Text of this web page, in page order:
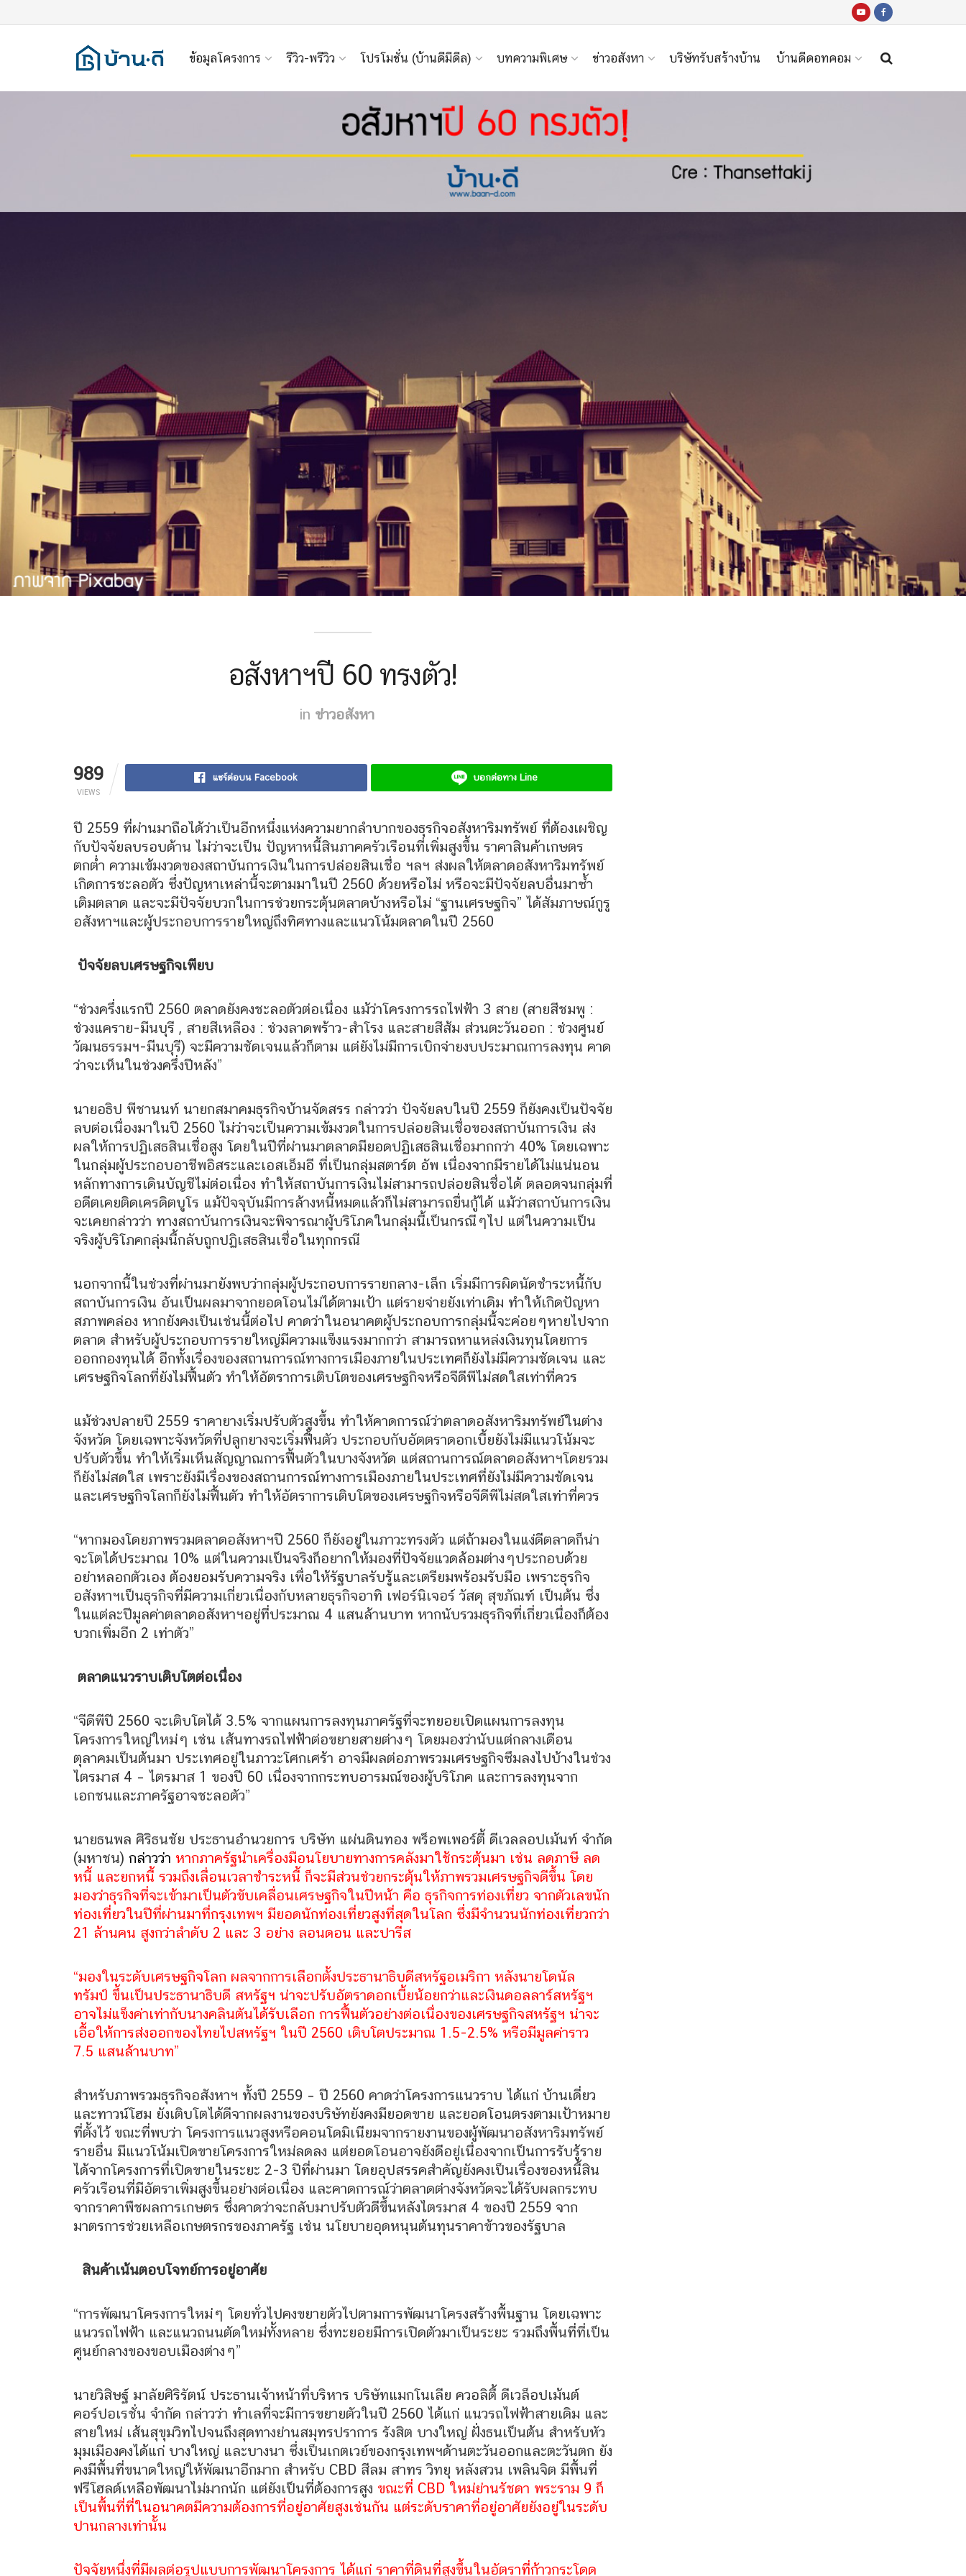
ข้อมูลโครงการ รีวิว-พรีวิว โปรโมชั่น (บ้านดีมีดีล) บทความพิเศษ ข่าวอสังหา บริษัทรับสร้างบ้าน บ้านดีดอทคอม
อสังหาฯปี 60 ทรงตัว!
in ข่าวอสังหา
989
VIEWS
แชร์ต่อบน Facebook บอกต่อทาง Line
ปี 2559 ที่ผ่านมาถือได้ว่าเป็นอีกหนึ่งแห่งความยากลำบากของธุรกิจอสังหาริมทรัพย์ ที่ต้องเผชิญ
กับปัจจัยลบรอบด้าน ไม่ว่าจะเป็น ปัญหาหนี้สินภาคครัวเรือนที่เพิ่มสูงขึ้น ราคาสินค้าเกษตร
ตกต่ำ ความเข้มงวดของสถาบันการเงินในการปล่อยสินเชื่อ ฯลฯ ส่งผลให้ตลาดอสังหาริมทรัพย์
เกิดการชะลอตัว ซึ่งปัญหาเหล่านี้จะตามมาในปี 2560 ด้วยหรือไม่ หรือจะมีปัจจัยลบอื่นมาซ้ำ
เติมตลาด และจะมีปัจจัยบวกในการช่วยกระตุ้นตลาดบ้างหรือไม่ “ฐานเศรษฐกิจ” ได้สัมภาษณ์กูรู
อสังหาฯและผู้ประกอบการรายใหญ่ถึงทิศทางและแนวโน้มตลาดในปี 2560
ปัจจัยลบเศรษฐกิจเพียบ
“ช่วงครึ่งแรกปี 2560 ตลาดยังคงชะลอตัวต่อเนื่อง แม้ว่าโครงการรถไฟฟ้า 3 สาย (สายสีชมพู :
ช่วงแคราย-มีนบุรี , สายสีเหลือง : ช่วงลาดพร้าว-สำโรง และสายสีส้ม ส่วนตะวันออก : ช่วงศูนย์
วัฒนธรรมฯ-มีนบุรี) จะมีความชัดเจนแล้วก็ตาม แต่ยังไม่มีการเบิกจ่ายงบประมาณการลงทุน คาด
ว่าจะเห็นในช่วงครึ่งปีหลัง”
นายอธิป พีชานนท์ นายกสมาคมธุรกิจบ้านจัดสรร กล่าวว่า ปัจจัยลบในปี 2559 ก็ยังคงเป็นปัจจัย
ลบต่อเนื่องมาในปี 2560 ไม่ว่าจะเป็นความเข้มงวดในการปล่อยสินเชื่อของสถาบันการเงิน ส่ง
ผลให้การปฏิเสธสินเชื่อสูง โดยในปีที่ผ่านมาตลาดมียอดปฏิเสธสินเชื่อมากกว่า 40% โดยเฉพาะ
ในกลุ่มผู้ประกอบอาชีพอิสระและเอสเอ็มอี ที่เป็นกลุ่มสตาร์ต อัพ เนื่องจากมีรายได้ไม่แน่นอน
หลักทางการเดินบัญชีไม่ต่อเนื่อง ทำให้สถาบันการเงินไม่สามารถปล่อยสินชื่อได้ ตลอดจนกลุ่มที่
อดีตเคยติดเครดิตบูโร แม้ปัจจุบันมีการล้างหนี้หมดแล้วก็ไม่สามารถยื่นกู้ได้ แม้ว่าสถาบันการเงิน
จะเคยกล่าวว่า ทางสถาบันการเงินจะพิจารณาผู้บริโภคในกลุ่มนี้เป็นกรณีๆไป แต่ในความเป็น
จริงผู้บริโภคกลุ่มนี้กลับถูกปฏิเสธสินเชื่อในทุกกรณี
นอกจากนี้ในช่วงที่ผ่านมายังพบว่ากลุ่มผู้ประกอบการรายกลาง-เล็ก เริ่มมีการผิดนัดชำระหนี้กับ
สถาบันการเงิน อันเป็นผลมาจากยอดโอนไม่ได้ตามเป้า แต่รายจ่ายยังเท่าเดิม ทำให้เกิดปัญหา
สภาพคล่อง หากยังคงเป็นเช่นนี้ต่อไป คาดว่าในอนาคตผู้ประกอบการกลุ่มนี้จะค่อยๆหายไปจาก
ตลาด สำหรับผู้ประกอบการรายใหญ่มีความแข็งแรงมากกว่า สามารถหาแหล่งเงินทุนโดยการ
ออกกองทุนได้ อีกทั้งเรื่องของสถานการณ์ทางการเมืองภายในประเทศก็ยังไม่มีความชัดเจน และ
เศรษฐกิจโลกที่ยังไม่ฟื้นตัว ทำให้อัตราการเติบโตของเศรษฐกิจหรือจีดีพีไม่สดใสเท่าที่ควร
แม้ช่วงปลายปี 2559 ราคายางเริ่มปรับตัวสูงขึ้น ทำให้คาดการณ์ว่าตลาดอสังหาริมทรัพย์ในต่าง
จังหวัด โดยเฉพาะจังหวัดที่ปลูกยางจะเริ่มฟื้นตัว ประกอบกับอัตตราดอกเบี้ยยังไม่มีแนวโน้มจะ
ปรับตัวขึ้น ทำให้เริ่มเห็นสัญญาณการฟื้นตัวในบางจังหวัด แต่สถานการณ์ตลาดอสังหาฯโดยรวม
ก็ยังไม่สดใส เพราะยังมีเรื่องของสถานการณ์ทางการเมืองภายในประเทศที่ยังไม่มีความชัดเจน
และเศรษฐกิจโลกก็ยังไม่ฟื้นตัว ทำให้อัตราการเติบโตของเศรษฐกิจหรือจีดีพีไม่สดใสเท่าที่ควร
“หากมองโดยภาพรวมตลาดอสังหาฯปี 2560 ก็ยังอยู่ในภาวะทรงตัว แต่ถ้ามองในแง่ดีตลาดก็น่า
จะโตได้ประมาณ 10% แต่ในความเป็นจริงก็อยากให้มองที่ปัจจัยแวดล้อมต่างๆประกอบด้วย
อย่าหลอกตัวเอง ต้องยอมรับความจริง เพื่อให้รัฐบาลรับรู้และเตรียมพร้อมรับมือ เพราะธุรกิจ
อสังหาฯเป็นธุรกิจที่มีความเกี่ยวเนื่องกับหลายธุรกิจอาทิ เฟอร์นิเจอร์ วัสดุ สุขภัณฑ์ เป็นต้น ซึ่ง
ในแต่ละปีมูลค่าตลาดอสังหาฯอยู่ที่ประมาณ 4 แสนล้านบาท หากนับรวมธุรกิจที่เกี่ยวเนื่องก็ต้อง
บวกเพิ่มอีก 2 เท่าตัว”
ตลาดแนวราบเติบโตต่อเนื่อง
“จีดีพีปี 2560 จะเติบโตได้ 3.5% จากแผนการลงทุนภาครัฐที่จะทยอยเปิดแผนการลงทุน
โครงการใหญ่ใหม่ๆ เช่น เส้นทางรถไฟฟ้าต่อขยายสายต่างๆ โดยมองว่านับแต่กลางเดือน
ตุลาคมเป็นต้นมา ประเทศอยู่ในภาวะโศกเศร้า อาจมีผลต่อภาพรวมเศรษฐกิจซึมลงไปบ้างในช่วง
ไตรมาส 4 – ไตรมาส 1 ของปี 60 เนื่องจากกระทบอารมณ์ของผู้บริโภค และการลงทุนจาก
เอกชนและภาครัฐอาจชะลอตัว”
นายธนพล ศิริธนชัย ประธานอำนวยการ บริษัท แผ่นดินทอง พร็อพเพอร์ตี้ ดีเวลลอปเม้นท์ จำกัด
(มหาชน) กล่าวว่า หากภาครัฐนำเครื่องมือนโยบายทางการคลังมาใช้กระตุ้นมา เช่น ลดภาษี ลด
หนี้ และยกหนี้ รวมถึงเลื่อนเวลาชำระหนี้ ก็จะมีส่วนช่วยกระตุ้นให้ภาพรวมเศรษฐกิจดีขึ้น โดย
มองว่าธุรกิจที่จะเข้ามาเป็นตัวขับเคลื่อนเศรษฐกิจในปีหน้า คือ ธุรกิจการท่องเที่ยว จากตัวเลขนัก
ท่องเที่ยวในปีที่ผ่านมาที่กรุงเทพฯ มียอดนักท่องเที่ยวสูงที่สุดในโลก ซึ่งมีจำนวนนักท่องเที่ยวกว่า
21 ล้านคน สูงกว่าลำดับ 2 และ 3 อย่าง ลอนดอน และปารีส
“มองในระดับเศรษฐกิจโลก ผลจากการเลือกตั้งประธานาธิบดีสหรัฐอเมริกา หลังนายโดนัล
ทรัมป์ ขึ้นเป็นประธานาธิบดี สหรัฐฯ น่าจะปรับอัตราดอกเบี้ยน้อยกว่าและเงินดอลลาร์สหรัฐฯ
อาจไม่แข็งค่าเท่ากับนางคลินตันได้รับเลือก การฟื้นตัวอย่างต่อเนื่องของเศรษฐกิจสหรัฐฯ น่าจะ
เอื้อให้การส่งออกของไทยไปสหรัฐฯ ในปี 2560 เติบโตประมาณ 1.5-2.5% หรือมีมูลค่าราว
7.5 แสนล้านบาท”
สำหรับภาพรวมธุรกิจอสังหาฯ ทั้งปี 2559 – ปี 2560 คาดว่าโครงการแนวราบ ได้แก่ บ้านเดี่ยว
และทาวน์โฮม ยังเติบโตได้ดีจากผลงานของบริษัทยังคงมียอดขาย และยอดโอนตรงตามเป้าหมาย
ที่ตั้งไว้ ขณะที่พบว่า โครงการแนวสูงหรือคอนโดมิเนียมจากรายงานของผู้พัฒนาอสังหาริมทรัพย์
รายอื่น มีแนวโน้มเปิดขายโครงการใหม่ลดลง แต่ยอดโอนอาจยังดีอยู่เนื่องจากเป็นการรับรู้ราย
ได้จากโครงการที่เปิดขายในระยะ 2-3 ปีที่ผ่านมา โดยอุปสรรคสำคัญยังคงเป็นเรื่องของหนี้สิน
ครัวเรือนที่มีอัตราเพิ่มสูงขึ้นอย่างต่อเนื่อง และคาดการณ์ว่าตลาดต่างจังหวัดจะได้รับผลกระทบ
จากราคาพืชผลการเกษตร ซึ่งคาดว่าจะกลับมาปรับตัวดีขึ้นหลังไตรมาส 4 ของปี 2559 จาก
มาตรการช่วยเหลือเกษตรกรของภาครัฐ เช่น นโยบายอุดหนุนต้นทุนราคาข้าวของรัฐบาล
สินค้าเน้นตอบโจทย์การอยู่อาศัย
“การพัฒนาโครงการใหม่ๆ โดยทั่วไปคงขยายตัวไปตามการพัฒนาโครงสร้างพื้นฐาน โดยเฉพาะ
แนวรถไฟฟ้า และแนวถนนตัดใหม่ทั้งหลาย ซึ่งทะยอยมีการเปิดตัวมาเป็นระยะ รวมถึงพื้นที่ที่เป็น
ศูนย์กลางของขอบเมืองต่างๆ”
นายวิสิษฐ์ มาลัยศิริรัตน์ ประธานเจ้าหน้าที่บริหาร บริษัทแมกโนเลีย ควอลิตี้ ดีเวล็อปเม้นต์
คอร์ปอเรชั่น จำกัด กล่าวว่า ทำเลที่จะมีการขยายตัวในปี 2560 ได้แก่ แนวรถไฟฟ้าสายเดิม และ
สายใหม่ เส้นสุขุมวิทไปจนถึงสุดทางย่านสมุทรปราการ รังสิต บางใหญ่ ฝั่งธนเป็นต้น สำหรับหัว
มุมเมืองคงได้แก่ บางใหญ่ และบางนา ซึ่งเป็นเกตเวย์ของกรุงเทพฯด้านตะวันออกและตะวันตก ยัง
คงมีพื้นที่ขนาดใหญ่ให้พัฒนาอีกมาก สำหรับ CBD สีลม สาทร วิทยุ หลังสวน เพลินจิต มีพื้นที่
ฟรีโฮลด์เหลือพัฒนาไม่มากนัก แต่ยังเป็นที่ต้องการสูง ขณะที่ CBD ใหม่ย่านรัชดา พระราม 9 ก็
เป็นพื้นที่ที่ในอนาคตมีความต้องการที่อยู่อาศัยสูงเช่นกัน แต่ระดับราคาที่อยู่อาศัยยังอยู่ในระดับ
ปานกลางเท่านั้น
ปัจจัยหนึ่งที่มีผลต่อรูปแบบการพัฒนาโครงการ ได้แก่ ราคาที่ดินที่สูงขึ้นในอัตราที่ก้าวกระโดด